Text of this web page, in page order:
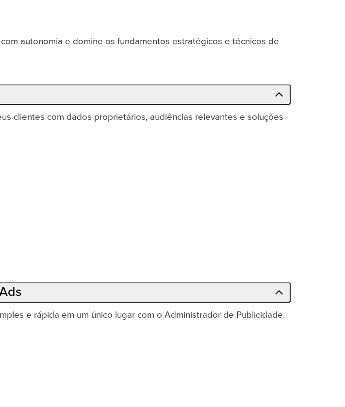
autonomia e domine os fundamentos estratégicos e técnicos de
clientes com dados proprietários, audiências relevantes e soluções
e rápida em um único lugar com o Administrador de Publicidade.